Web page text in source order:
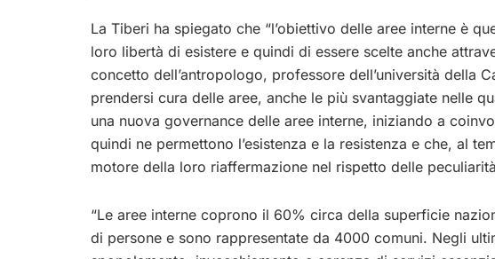
La Tiberi ha spiegato che “l’obiettivo delle aree interne è
loro libertà di esistere e quindi di essere scelte anche
concetto dell’antropologo, professore dell’università della
prendersi cura delle aree, anche le più svantaggiate nelle
una nuova governance delle aree interne, iniziando a
quindi ne permettono l’esistenza e la resistenza e che, al
motore della loro riaffermazione nel rispetto delle
“Le aree interne coprono il 60% circa della superficie
di persone e sono rappresentate da 4000 comuni. Negli